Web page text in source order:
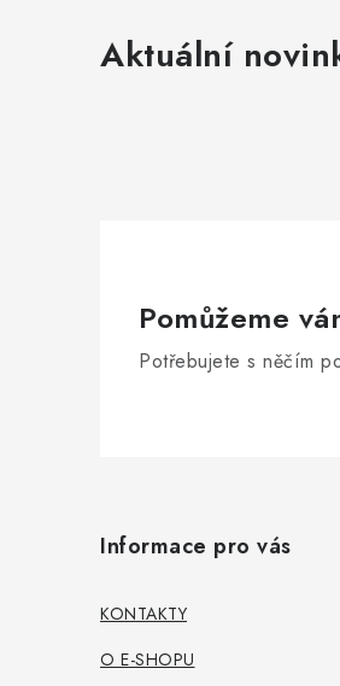
Aktuální
Pomůžeme
Potřebujete s něčím
Informace pro vás
KONTAKTY
O E-SHOPU